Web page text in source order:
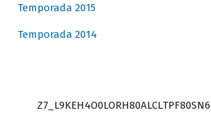
Temporada 2015
Temporada 2014
Z7_L9KEH4O0LORH80ALCLTPF80SN6